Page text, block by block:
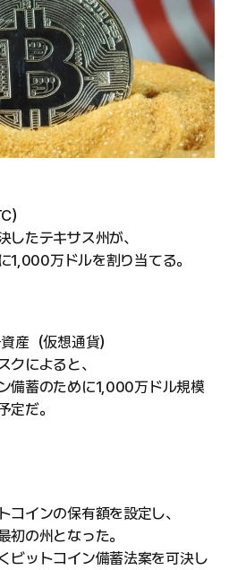
）
したテキサス州が、
1,000万ドルを割り当てる。
産（仮想通貨）
クによると、
備蓄のために1,000万ドル規模
定だ。
コインの保有額を設定し、
初の州となった。
ビットコイン備蓄法案を可決し